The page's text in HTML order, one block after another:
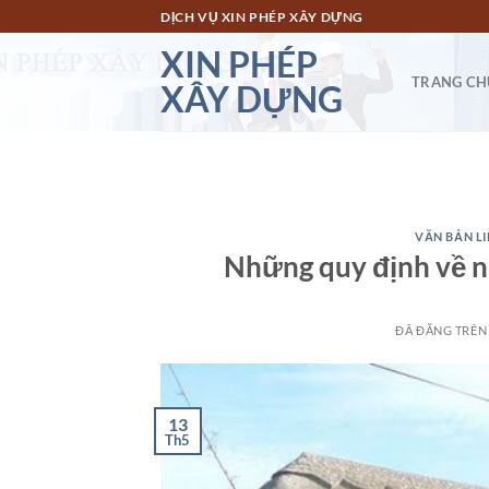
đến
DỊCH VỤ XIN PHÉP XÂY DỰNG
XIN PHÉP
XÂY DỰNG
TRANG
VĂN BẢN
Những quy định về
ĐÃ ĐĂNG TRÊN
13
Th5